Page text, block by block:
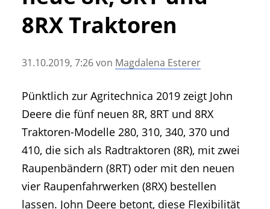
• Geschichte und Geschichten
• Messen und Veranstaltungen
• Agritechnica Neuheiten Archiv
8RX Traktoren
31.10.2019, 7:26von Magdalena Esterer
Pünktlich zur Agritechnica 2019 zeigt John
Deere die fünf neuen 8R, 8RT und 8RX
Traktoren-Modelle 280, 310, 340, 370 und
410, die sich als Radtraktoren (8R), mit zwei
Raupenbändern (8RT) oder mit den neuen
vier Raupenfahrwerken (8RX) bestellen
lassen. John Deere betont, diese Flexibilität